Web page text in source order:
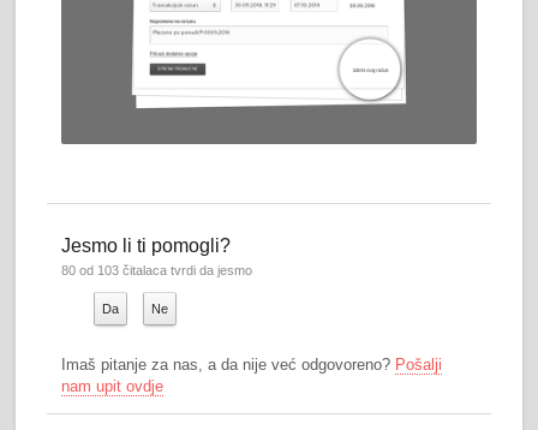
Jesmo li ti pomogli?
80 od 103 čitalaca tvrdi da jesmo
Da Ne
Imaš pitanje za nas, a da nije već odgovoreno? Pošalji
nam upit ovdje